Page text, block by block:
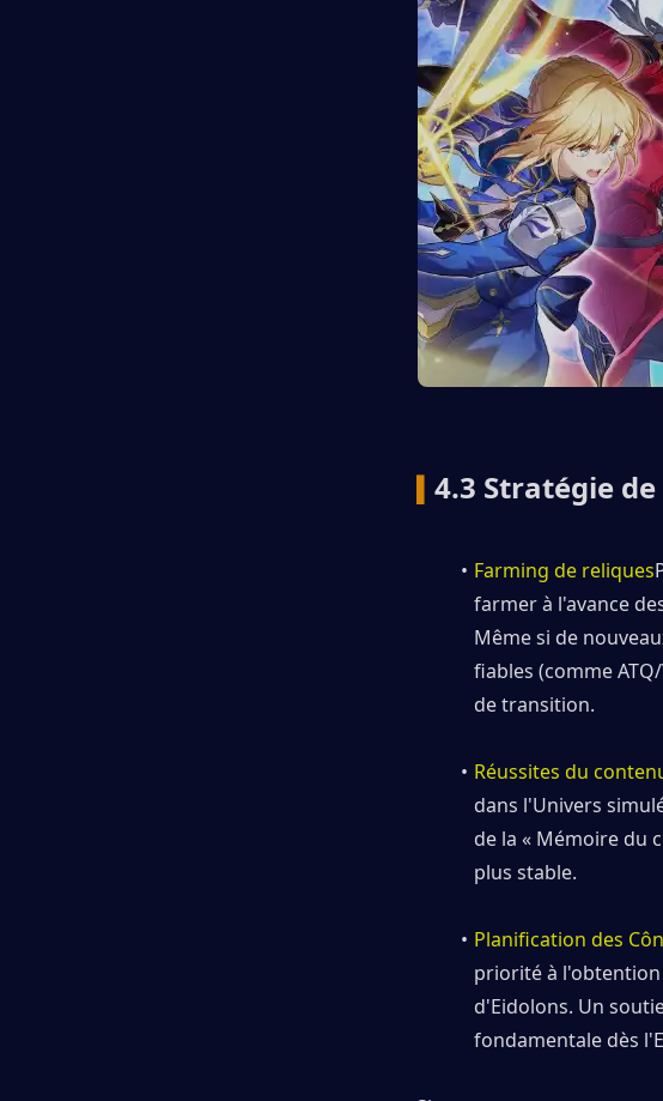
4.3 Stratégie
Farming de reliques
farmer à l'avance
Même si de
fiables (comme
de transition.
Réussites du
dans l'Univers
de la « Mémoire du
plus stable.
Planification des
priorité à l'obtention
d'Eidolons. Un
fondamentale dès